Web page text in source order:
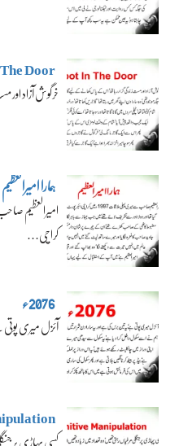
Door
خرگوش آزاد
ہمارا امیرالعظیم
کراچی…
2076ء
آئزل میری